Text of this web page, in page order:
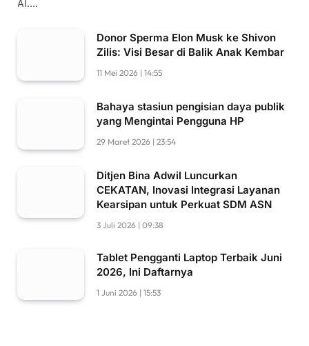
AI.…
Donor Sperma Elon Musk ke Shivon
Zilis: Visi Besar di Balik Anak Kembar
11 Mei 2026 | 14:55
Bahaya stasiun pengisian daya publik
yang Mengintai Pengguna HP
29 Maret 2026 | 23:54
Ditjen Bina Adwil Luncurkan
CEKATAN, Inovasi Integrasi Layanan
Kearsipan untuk Perkuat SDM ASN
3 Juli 2026 | 09:38
Tablet Pengganti Laptop Terbaik Juni
2026, Ini Daftarnya
1 Juni 2026 | 15:53